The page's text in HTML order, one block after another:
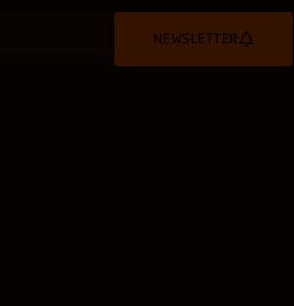
NEWSLETTER